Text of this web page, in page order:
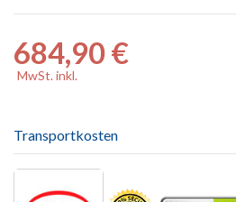
684,90 €
MwSt. inkl.
Transportkosten